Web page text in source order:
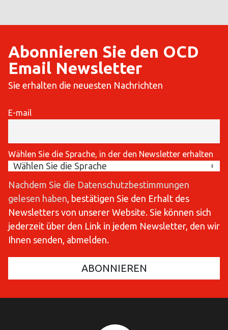
Abonnieren Sie den OCD
Email Newsletter
Sie erhalten die neuesten Nachrichten
E-mail
Wählen Sie die Sprache, in der den Newsletter erhalten
Nachdem Sie die Datenschutzbestimmungen
gelesen haben , bestätigen Sie den Erhalt des
Newsletters von unserer Website. Sie können sich
jederzeit über den Link in jedem Newsletter, den wir
Ihnen senden, abmelden.